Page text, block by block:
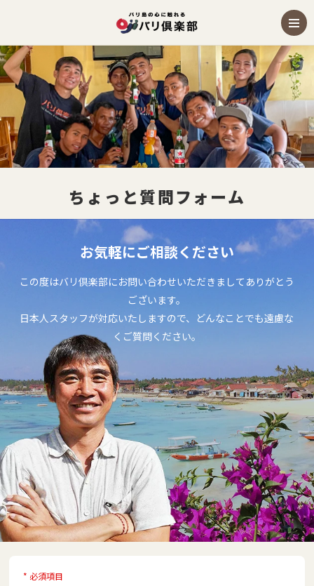
ちょっと質問フォーム
お気軽にご相談ください
この度はバリ倶楽部にお問い合わせいただきましてありがとう
ございます。
日本人スタッフが対応いたしますので、どんなことでも遠慮な
くご質問ください。
* 必須項目